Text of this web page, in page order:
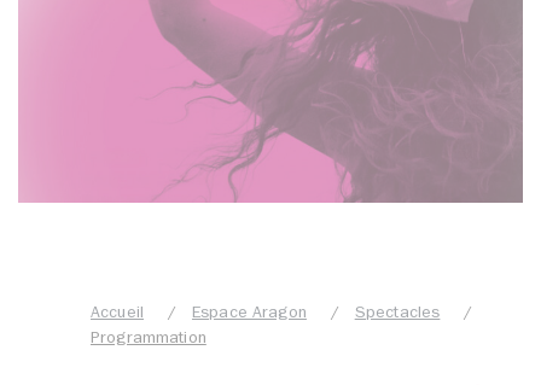
Accueil Espace Aragon
Spectacles
Programmation